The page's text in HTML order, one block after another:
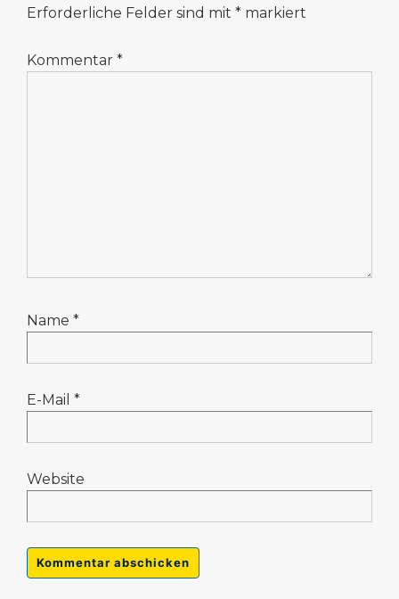
Erforderliche Felder sind mit * markiert
Kommentar *
Name *
E-Mail *
Website